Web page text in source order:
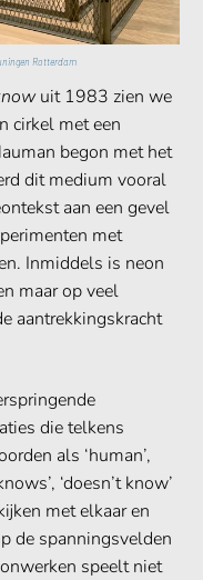
Rotterdam
uit 1983 zien we
cirkel met een
begon met het
dit medium vooral
aan een gevel
met
Inmiddels is neon
maar op veel
aantrekkingskracht
die telkens
als ‘human’,
‘doesn’t know’
met elkaar en
de spanningsvelden
speelt niet